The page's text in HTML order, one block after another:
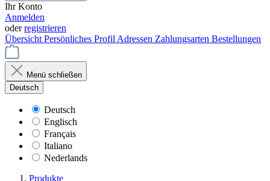
Ihr Konto
Anmelden
oderregistrieren
Übersicht Persönliches Profil Adressen Zahlungsarten Bestellungen
Menü schließen
Deutsch
Deutsch
Englisch
Français
Italiano
Nederlands
Produkte